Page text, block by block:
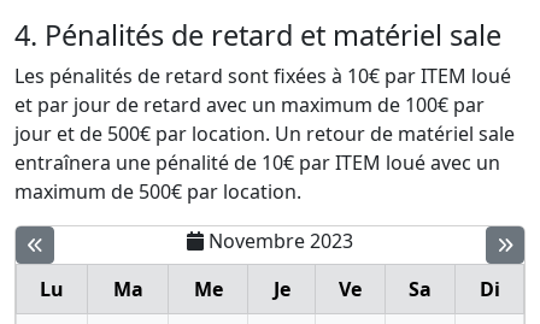
4. Pénalités de retard et matériel sale
Les pénalités de retard sont fixées à 10€ par ITEM loué
et par jour de retard avec un maximum de 100€ par
jour et de 500€ par location. Un retour de matériel sale
entraînera une pénalité de 10€ par ITEM loué avec un
maximum de 500€ par location.
Novembre 2023
Lu
Ma Me Je Ve Sa
Di